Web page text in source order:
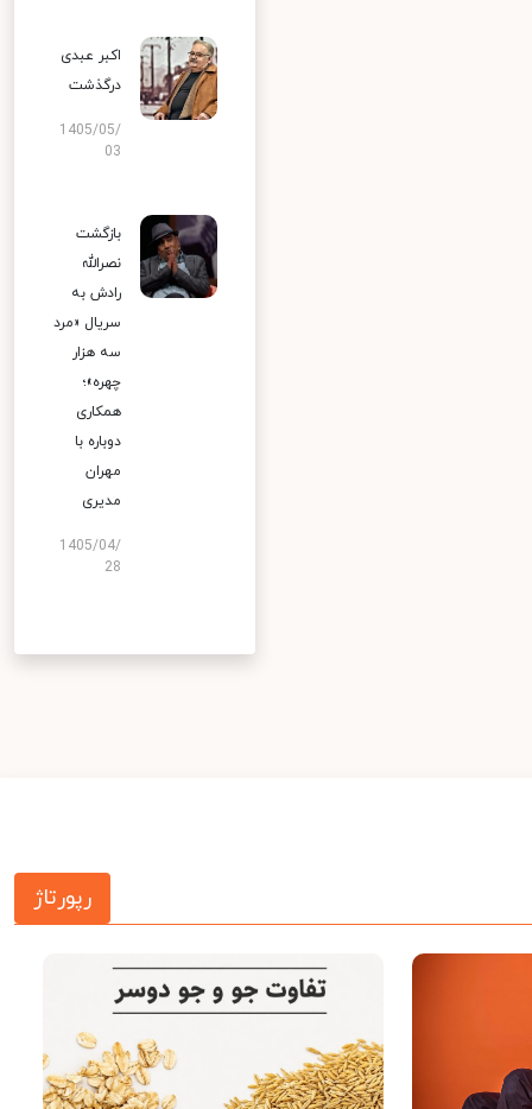
اکبر عبدی
درگذشت
1405/05/
03
بازگشت
نصرالله
رادش به
سریال «مرد
سه هزار
چهره»؛
همکاری
دوباره با
مهران
مدیری
1405/04/
28
رپورتاژ